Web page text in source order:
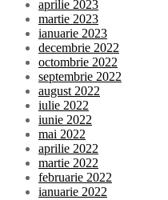
aprilie 2023
martie 2023
ianuarie 2023
decembrie 2022
octombrie 2022
septembrie 2022
august 2022
iulie 2022
iunie 2022
mai 2022
aprilie 2022
martie 2022
februarie 2022
ianuarie 2022